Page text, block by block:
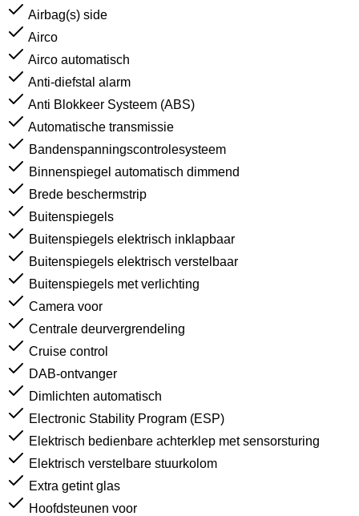
Airbag(s) side
Airco
Airco automatisch
Anti-diefstal alarm
Anti Blokkeer Systeem (ABS)
Automatische transmissie
Bandenspanningscontrolesysteem
Binnenspiegel automatisch dimmend
Brede beschermstrip
Buitenspiegels
Buitenspiegels elektrisch inklapbaar
Buitenspiegels elektrisch verstelbaar
Buitenspiegels met verlichting
Camera voor
Centrale deurvergrendeling
Cruise control
DAB-ontvanger
Dimlichten automatisch
Electronic Stability Program (ESP)
Elektrisch bedienbare achterklep met sensorsturing
Elektrisch verstelbare stuurkolom
Extra getint glas
Hoofdsteunen voor